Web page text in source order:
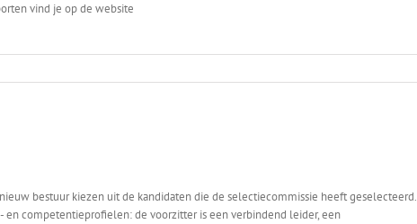
vind je op de website
bestuur kiezen uit de kandidaten die de selectiecommissie heeft geselecteerd.
en competentieprofielen: de voorzitter is een verbindend leider, een